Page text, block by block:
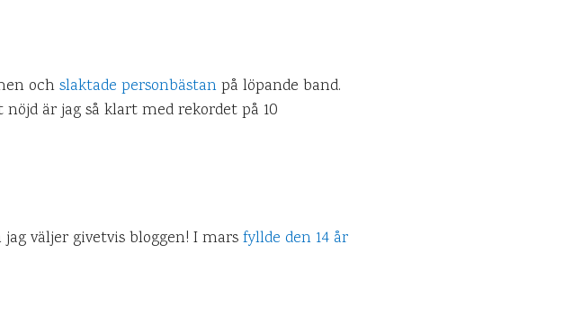
ochslaktade personbästanpå löpande band.
är jag så klart med rekordet på 10
väljer givetvis bloggen! I marsfyllde den 14 år